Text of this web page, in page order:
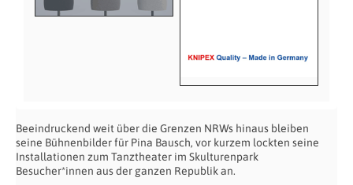
Beeindruckend weit über die Grenzen NRWs hinaus bleiben
seine Bühnenbilder für Pina Bausch, vor kurzem lockten seine
Installationen zum Tanztheater im Skulturenpark
Besucher*innen aus der ganzen Republik an.